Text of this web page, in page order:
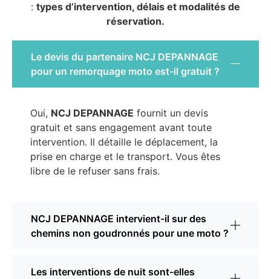
: types d’intervention, délais et modalités de
réservation.
Le devis du partenaire NCJ DEPANNAGE
pour un remorquage moto est-il gratuit ?
Oui, NCJ DEPANNAGE fournit un devis
gratuit et sans engagement avant toute
intervention. Il détaille le déplacement, la
prise en charge et le transport. Vous êtes
libre de le refuser sans frais.
NCJ DEPANNAGE intervient-il sur des
chemins non goudronnés pour une moto ?
Les interventions de nuit sont-elles